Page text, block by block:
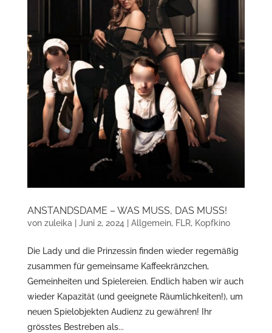
ANSTANDSDAME – WAS MUSS, DAS MUSS!
von zuleika| Juni 2, 2024| Allgemein, FLR, Kopfkino
Die Lady und die Prinzessin finden wieder regemäßig
zusammen für gemeinsame Kaffeekränzchen,
Gemeinheiten und Spielereien. Endlich haben wir auch
wieder Kapazität (und geeignete Räumlichkeiten!), um
neuen Spielobjekten Audienz zu gewähren! Ihr
grösstes Bestreben als...